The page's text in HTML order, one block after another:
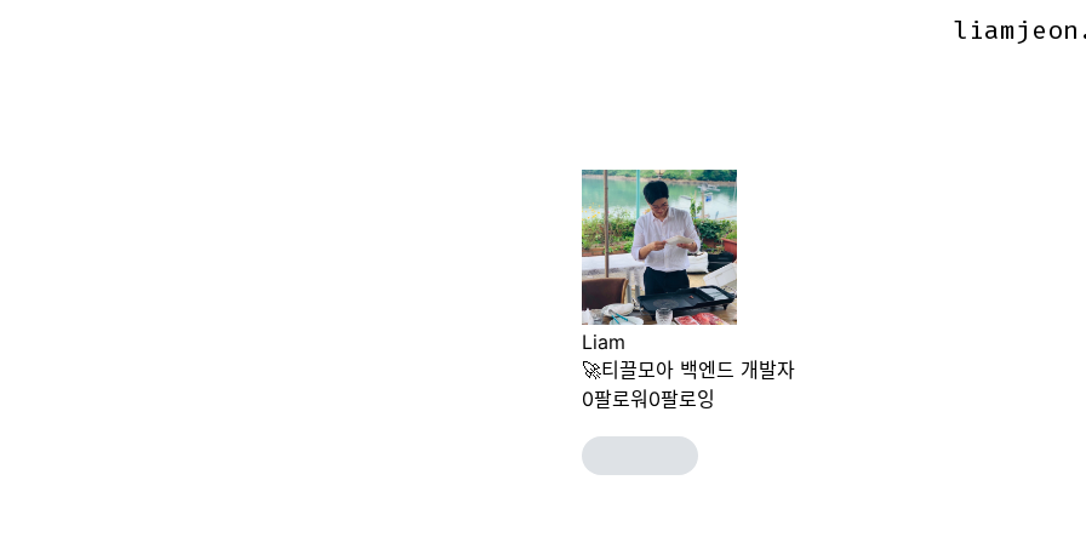
Liam
🚀티끌모아 백엔드 개발자
0팔로워 0팔로잉